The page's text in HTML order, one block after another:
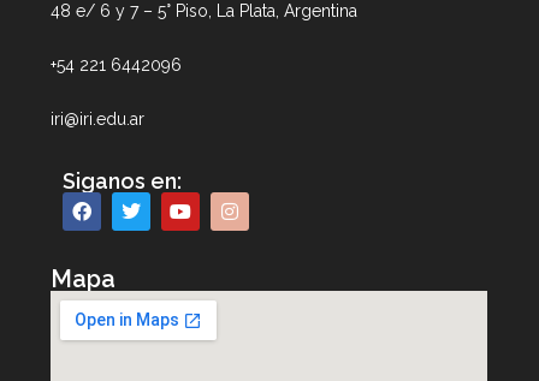
48 e/ 6 y 7 – 5° Piso, La Plata, Argentina
+54 221 6442096
iri@iri.edu.ar
Siganos en:
Mapa